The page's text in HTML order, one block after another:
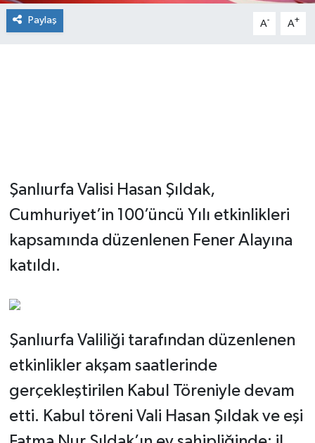
Paylaş A- A+
Şanlıurfa Valisi Hasan Şıldak,
Cumhuriyet’in 100’üncü Yılı etkinlikleri
kapsamında düzenlenen Fener Alayına
katıldı.
Şanlıurfa Valiliği tarafından düzenlenen
etkinlikler akşam saatlerinde
gerçekleştirilen Kabul Töreniyle devam
etti. Kabul töreni Vali Hasan Şıldak ve eşi